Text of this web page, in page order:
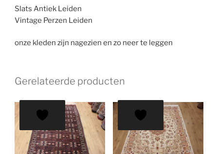
Slats Antiek Leiden
Vintage Perzen Leiden
onze kleden zijn nagezien en zo neer te leggen
Gerelateerde producten